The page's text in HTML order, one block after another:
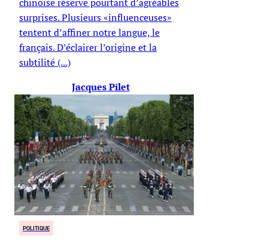
surprises. Plusieurs «influenceuses»
tentent d’affiner notre langue, le
français. D’éclairer l’origine et la
subtilité (...)
Jacques Pilet
POLITIQUE